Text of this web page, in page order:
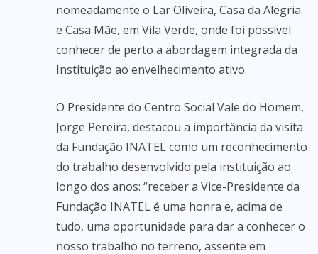
nomeadamente o Lar Oliveira, Casa da Alegria
e Casa Mãe, em Vila Verde, onde foi possível
conhecer de perto a abordagem integrada da
Instituição ao envelhecimento ativo.
O Presidente do Centro Social Vale do Homem,
Jorge Pereira, destacou a importância da visita
da Fundação INATEL como um reconhecimento
do trabalho desenvolvido pela instituição ao
longo dos anos: “receber a Vice-Presidente da
Fundação INATEL é uma honra e, acima de
tudo, uma oportunidade para dar a conhecer o
nosso trabalho no terreno, assente em